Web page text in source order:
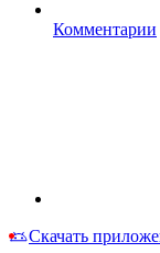
Комментарии
Скачать